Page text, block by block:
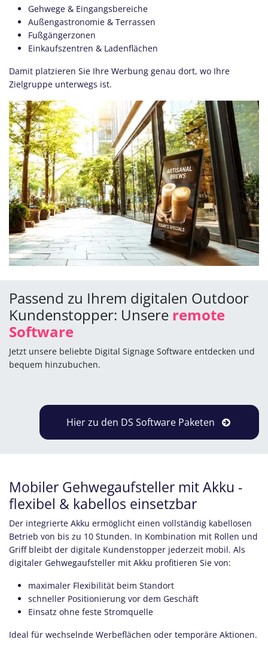
Gehwege & Eingangsbereiche
Außengastronomie & Terrassen
Fußgängerzonen
Einkaufszentren & Ladenflächen
Damit platzieren Sie Ihre Werbung genau dort, wo Ihre
Zielgruppe unterwegs ist.
Passend zu Ihrem digitalen Outdoor
Kundenstopper: Unsere remote
Software
Jetzt unsere beliebte Digital Signage Software entdecken und
bequem hinzubuchen.
Hier zu den DS Software Paketen
Mobiler Gehwegaufsteller mit Akku -
flexibel & kabellos einsetzbar
Der integrierte Akku ermöglicht einen vollständig kabellosen
Betrieb von bis zu 10 Stunden. In Kombination mit Rollen und
Griff bleibt der digitale Kundenstopper jederzeit mobil. Als
digitaler Gehwegaufsteller mit Akku profitieren Sie von:
maximaler Flexibilität beim Standort
schneller Positionierung vor dem Geschäft
Einsatz ohne feste Stromquelle
Ideal für wechselnde Werbeflächen oder temporäre Aktionen.